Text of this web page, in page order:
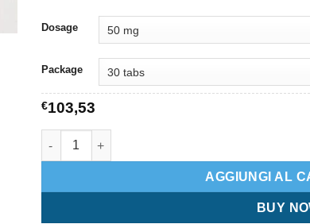
Dosage
Package
€103,53
Lamictal Dispersible quantità
AGGIUNGI AL
BUY